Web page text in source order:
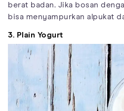
berat badan. Jika bosan
bisa menyampurkan alpukat
3. Plain Yogurt